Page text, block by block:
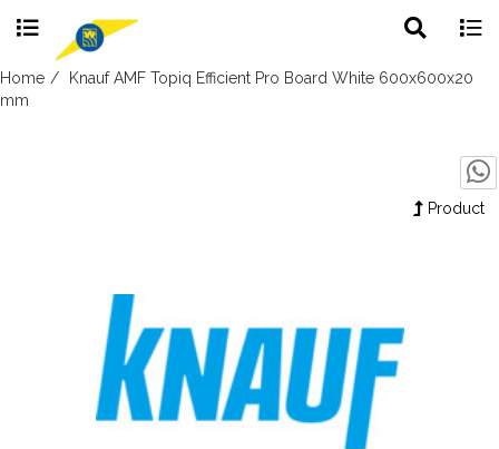
Skip
to
search
Home
Knauf AMF Topiq Efficient Pro Board White 600x600x20
mm
Product